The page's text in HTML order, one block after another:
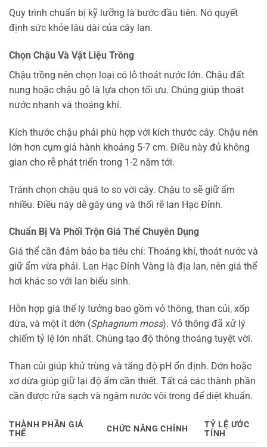
Quy trình chuẩn bị kỹ lưỡng là bước đầu tiên. Nó quyết
định sức khỏe lâu dài của cây lan.
Chọn Chậu Và Vật Liệu Trồng
Chậu trồng nên chọn loại có lỗ thoát nước lớn. Chậu đất
nung hoặc chậu gỗ là lựa chọn tối ưu. Chúng giúp thoát
nước nhanh và thoáng khí.
Kích thước chậu phải phù hợp với kích thước cây. Chậu nên
lớn hơn cụm giả hành khoảng 5-7 cm. Điều này đủ không
gian cho rễ phát triển trong 1-2 năm tới.
Tránh chọn chậu quá to so với cây. Chậu to sẽ giữ ẩm
nhiều. Điều này dễ gây úng và thối rễ lan Hạc Đỉnh.
Chuẩn Bị Và Phối Trộn Giá Thể Chuyên Dụng
Giá thể cần đảm bảo ba tiêu chí: Thoáng khí, thoát nước và
giữ ẩm vừa phải. Lan Hạc Đỉnh Vàng là địa lan, nên giá thể
hơi khác so với lan biểu sinh.
Hỗn hợp giá thể lý tưởng bao gồm vỏ thông, than củi, xốp
dừa, và một ít dớn (Sphagnum moss). Vỏ thông đã xử lý
chiếm tỷ lệ lớn nhất. Chúng tạo độ thông thoáng tuyệt vời.
Than củi giúp khử trùng và tăng độ pH ổn định. Dớn hoặc
xơ dừa giúp giữ lại độ ẩm cần thiết. Tất cả các thành phần
cần được rửa sạch và ngâm nước vôi trong để diệt khuẩn.
THÀNH PHẦN GIÁ
THỂ
CHỨC NĂNG CHÍNH
TỶ LỆ ƯỚC
TÍNH